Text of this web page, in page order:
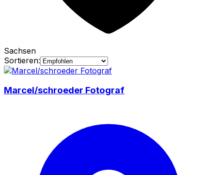
Sachsen
Sortieren:
Marcel/schroeder Fotograf